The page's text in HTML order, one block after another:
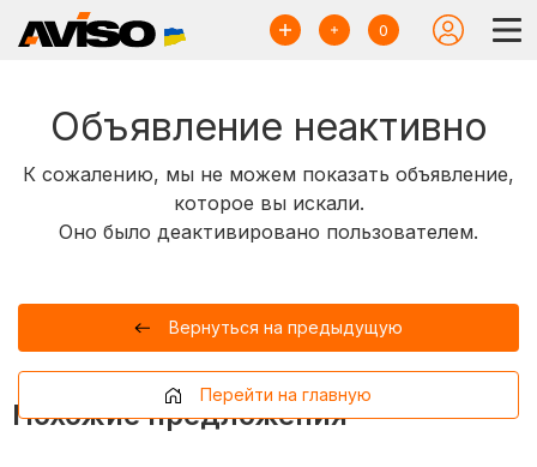
0
Объявление неактивно
К сожалению, мы не можем показать объявление,
которое вы искали.
Оно было деактивировано пользователем.
Вернуться на предыдущую
Перейти на главную
Похожие предложения